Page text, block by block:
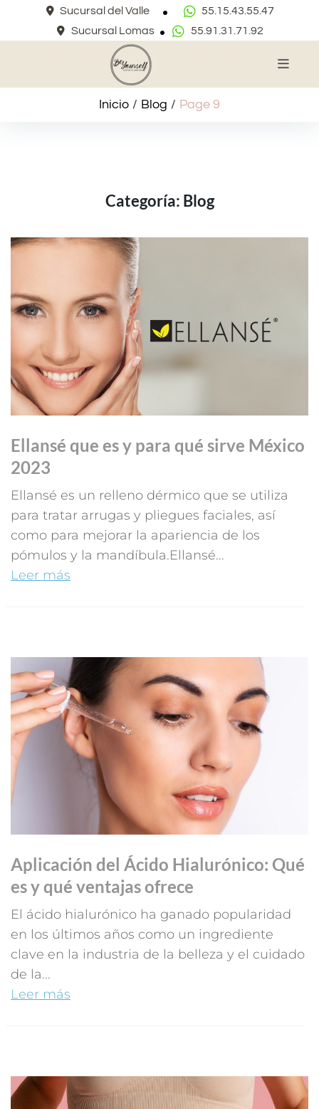
Sucursal del Valle
55.15.43.55.47
Sucursal Lomas
55.91.31.71.92
Inicio / Blog / Page 9
Categoría: Blog
Ellansé que es y para qué sirve México
2023
Ellansé es un relleno dérmico que se utiliza
para tratar arrugas y pliegues faciales, así
como para mejorar la apariencia de los
pómulos y la mandíbula.Ellansé...
Leer más
Aplicación del Ácido Hialurónico: Qué
es y qué ventajas ofrece
El ácido hialurónico ha ganado popularidad
en los últimos años como un ingrediente
clave en la industria de la belleza y el cuidado
de la...
Leer más